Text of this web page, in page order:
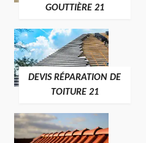
GOUTTIÈRE 21
DEVIS RÉPARATION DE
TOITURE 21